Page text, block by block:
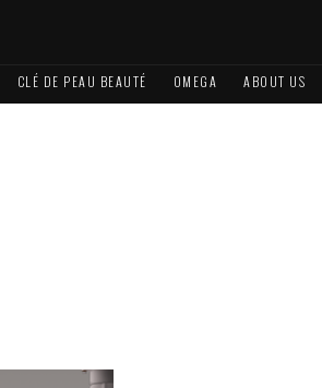
CLÉ DE PEAU BEAUTÉ OMEGA ABOUT US